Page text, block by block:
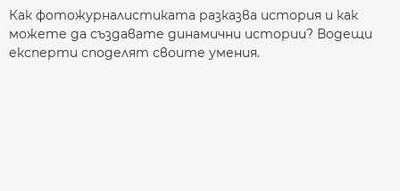
Как фотожурналистиката разказва история и как
можете да създавате динамични истории? Водещи
експерти споделят своите умения.